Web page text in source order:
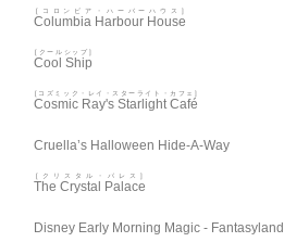
Columbia Harbour House
[コロンビア・ハーバーハウス]
Cool Ship
[クールシップ]
Cosmic Ray's Starlight Café
[コズミック・レイ・スターライト・カフェ]
Cruella’s Halloween Hide-A-Way
The Crystal Palace
[クリスタル・パレス]
Disney Early Morning Magic - Fantasyland